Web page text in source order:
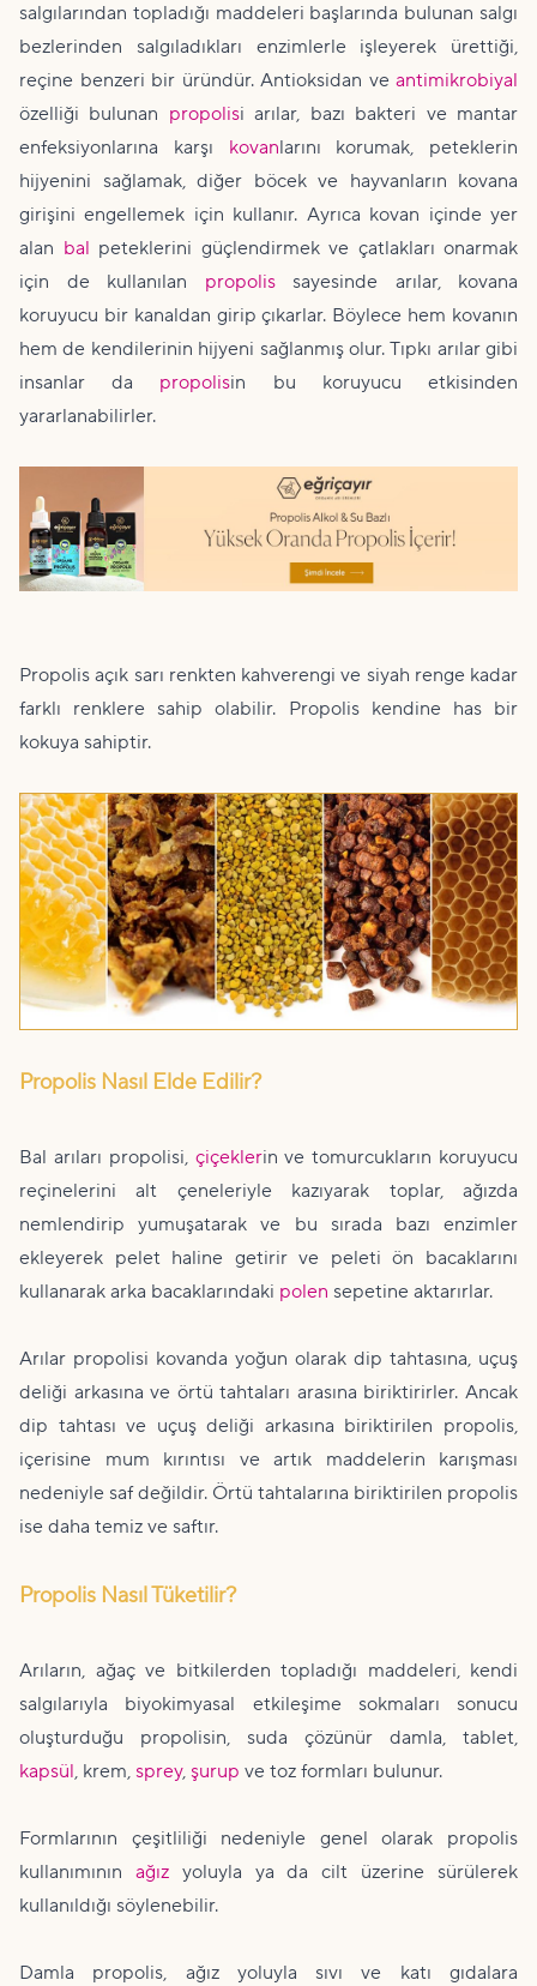
salgılarından topladığı maddeleri başlarında bulunan salgı
bezlerinden salgıladıkları enzimlerle işleyerek ürettiği,
reçine benzeri bir üründür. Antioksidan ve antimikrobiyal
özelliği bulunan propolisi arılar, bazı bakteri ve mantar
enfeksiyonlarına karşı kovanlarını korumak, peteklerin
hijyenini sağlamak, diğer böcek ve hayvanların kovana
girişini engellemek için kullanır. Ayrıca kovan içinde yer
alan bal peteklerini güçlendirmek ve çatlakları onarmak
için de kullanılan propolissayesinde arılar, kovana
koruyucu bir kanaldan girip çıkarlar. Böylece hem kovanın
hem de kendilerinin hijyeni sağlanmış olur. Tıpkı arılar gibi
insanlar da propolisin bu koruyucu etkisinden
yararlanabilirler.
Propolis açık sarı renkten kahverengi ve siyah renge kadar
farklı renklere sahip olabilir. Propolis kendine has bir
kokuya sahiptir.
Propolis Nasıl Elde Edilir?
Bal arıları propolisi, çiçeklerin ve tomurcukların koruyucu
reçinelerini alt çeneleriyle kazıyarak toplar, ağızda
nemlendirip yumuşatarak ve bu sırada bazı enzimler
ekleyerek pelet haline getirir ve peleti ön bacaklarını
kullanarak arka bacaklarındaki polen sepetine aktarırlar.
Arılar propolisi kovanda yoğun olarak dip tahtasına, uçuş
deliği arkasına ve örtü tahtaları arasına biriktirirler. Ancak
dip tahtası ve uçuş deliği arkasına biriktirilen propolis,
içerisine mum kırıntısı ve artık maddelerin karışması
nedeniyle saf değildir. Örtü tahtalarına biriktirilen propolis
ise daha temiz ve saftır.
Propolis Nasıl Tüketilir?
Arıların, ağaç ve bitkilerden topladığı maddeleri, kendi
salgılarıyla biyokimyasal etkileşime sokmaları sonucu
oluşturduğu propolisin, suda çözünür damla, tablet,
kapsül, krem, sprey, şurup ve toz formları bulunur.
Formlarının çeşitliliği nedeniyle genel olarak propolis
kullanımının ağızyoluyla ya da cilt üzerine sürülerek
kullanıldığı söylenebilir.
Damla propolis, ağız yoluyla sıvı ve katı gıdalara